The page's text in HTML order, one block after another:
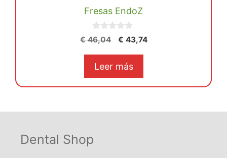
Fresas EndoZ
0
d
€46,04
El
original
€ 46,04.
€ 43,74El
€ 43,74.
Leer más
Dental Shop